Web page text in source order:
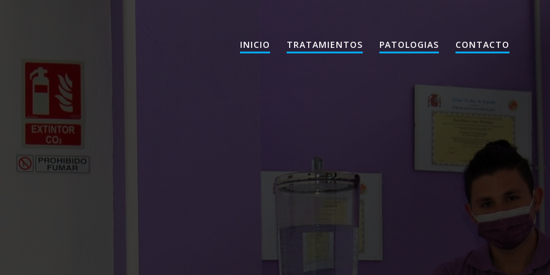
INICIO TRATAMIENTOS PATOLOGIAS CONTACTO